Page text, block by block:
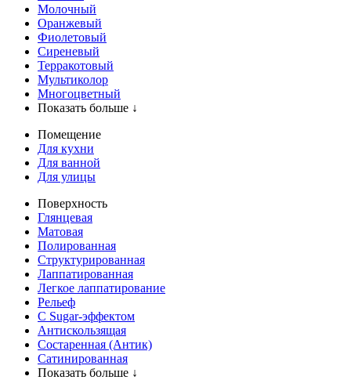
Молочный
Оранжевый
Фиолетовый
Сиреневый
Терракотовый
Мультиколор
Многоцветный
Показать больше ↓
Помещение
Для кухни
Для ванной
Для улицы
Поверхность
Глянцевая
Матовая
Полированная
Структурированная
Лаппатированная
Легкое лаппатирование
Рельеф
С Sugar-эффектом
Антискользящая
Состаренная (Антик)
Сатинированная
Показать больше ↓